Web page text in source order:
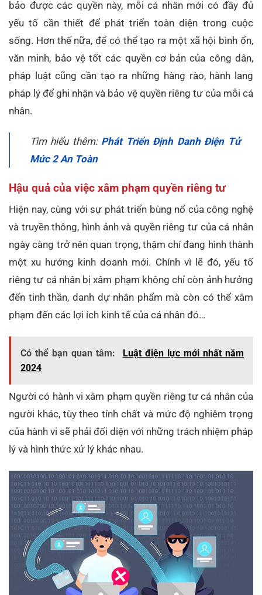
bảo được các quyền này, mỗi cá nhân mới có đầy đủ
yếu tố cần thiết để phát triển toàn diện trong cuộc
sống. Hơn thế nữa, để có thể tạo ra một xã hội bình ổn,
văn minh, bảo vệ tốt các quyền cơ bản của công dân,
pháp luật cũng cần tạo ra những hàng rào, hành lang
pháp lý để ghi nhận và bảo vệ quyền riêng tư của mỗi cá
nhân.
Tìm hiểu thêm: Phát Triển Định Danh Điện Tử
Mức 2 An Toàn
Hậu quả của việc xâm phạm quyền riêng tư
Hiện nay, cùng với sự phát triển bùng nổ của công nghệ
và truyền thông, hình ảnh và quyền riêng tư của cá nhân
ngày càng trở nên quan trọng, thậm chí đang hình thành
một xu hướng kinh doanh mới. Chính vì lẽ đó, yếu tố
riêng tư cá nhân bị xâm phạm không chỉ còn ảnh hưởng
đến tinh thần, danh dự nhân phẩm mà còn có thể xâm
phạm đến các lợi ích kinh tế của cá nhân đó…
Có thể bạn quan tâm:
Luật điện lực mới nhất năm
2024
Người có hành vi xâm phạm quyền riêng tư cá nhân của
người khác, tùy theo tính chất và mức độ nghiêm trọng
của hành vi sẽ phải đối diện với những trách nhiệm pháp
lý và hình thức xử lý khác nhau.